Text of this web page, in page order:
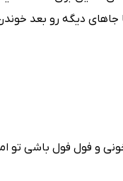
دیگه رو بعد خوندن